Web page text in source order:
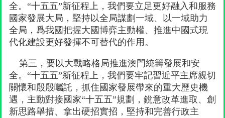
全。“十五五”新征程上，我們要立足更好融入和服務
國家發展大局，堅持以全局謀劃一域、以一域助力
全局，爲我國把握大國博弈主動權、推進中國式現
代化建設更好發揮不可替代的作用。
第三，要以大戰略格局推進澳門統籌發展和安
全。“十五五”新征程上，我們要牢記習近平主席親切
關懷和殷殷囑託，抓住國家發展帶來的重大歷史機
遇，主動對接國家“十五五”規劃，銳意改革進取、創
新思路舉措、拿出硬招實招，堅持和完善行政主